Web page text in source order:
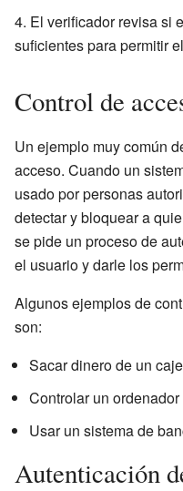
El verificador revisa si
suficientes para permitir
Control de
Un ejemplo muy común
acceso. Cuando un
usado por personas
detectar y bloquear a
se pide un proceso de
el usuario y darle los
Algunos ejemplos de
son:
Sacar dinero de un
Controlar un
Usar un sistema de
Autenticación